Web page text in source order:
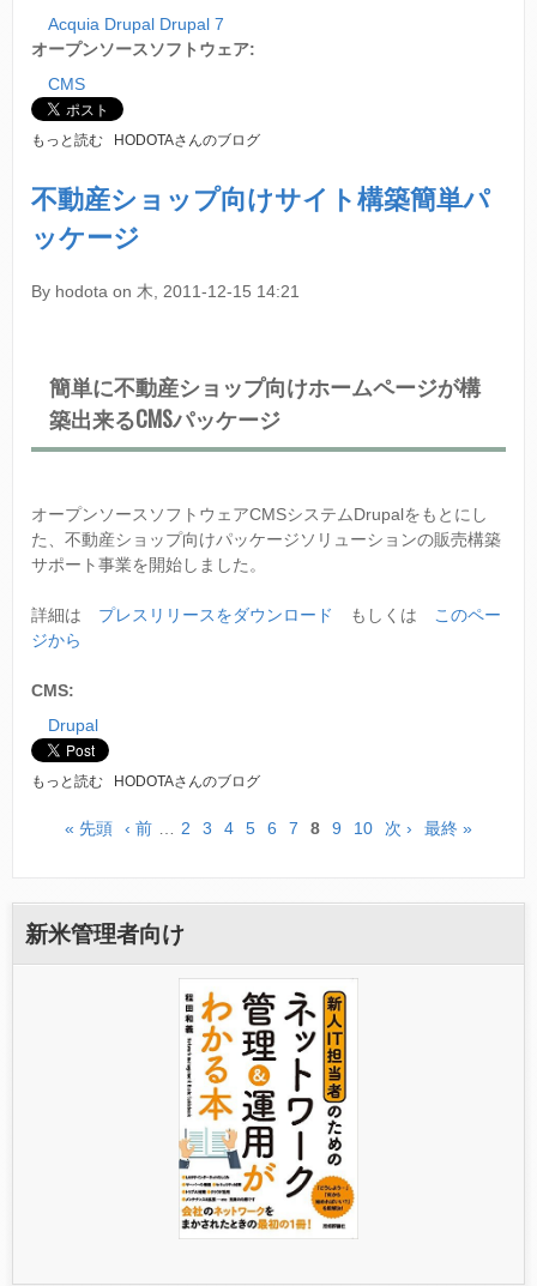
い
Acquia Drupal Drupal 7
オープンソースソフトウェア:
CMS
D
U
P
の
に
い
て
もっと読む HODOTAさんのブログ
不動産ショップ向けサイト構築簡単パ
ッケージ
By hodota on 木, 2011-12-15 14:21
簡単に不動産ショップ向けホームページが構
築出来るCMSパッケージ
オープンソースソフトウェアCMSシステムDrupalをもとにし
た、不動産ショップ向けパッケージソリューションの販売構築
サポート事業を開始しました。
詳細は プレスリリースをダウンロード もしくは
このペー
ジから
CMS:
Drupal
不
向
もっと読む HODOTAさんのブログ
ジ
« 先頭 ‹ 前 2 3 4 5 6 7 8 9 10 次 › 最終 »
新米管理者向け